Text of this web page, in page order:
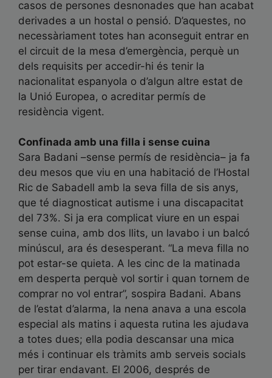
casos de persones desnonades que han acabat
derivades a un hostal o pensió. D’aquestes, no
necessàriament totes han aconseguit entrar en
el circuit de la mesa d’emergència, perquè un
dels requisits per accedir-hi és tenir la
nacionalitat espanyola o d’algun altre estat de
la Unió Europea, o acreditar permís de
residència vigent.
Confinada amb una filla i sense cuina
Sara Badani –sense permís de residència– ja fa
deu mesos que viu en una habitació de l’Hostal
Ric de Sabadell amb la seva filla de sis anys,
que té diagnosticat autisme i una discapacitat
del 73%. Si ja era complicat viure en un espai
sense cuina, amb dos llits, un lavabo i un balcó
minúscul, ara és desesperant. “La meva filla no
pot estar-se quieta. A les cinc de la matinada
em desperta perquè vol sortir i quan tornem de
comprar no vol entrar”, sospira Badani. Abans
de l’estat d’alarma, la nena anava a una escola
especial als matins i aquesta rutina les ajudava
a totes dues; ella podia descansar una mica
més i continuar els tràmits amb serveis socials
per tirar endavant. El 2006, després de